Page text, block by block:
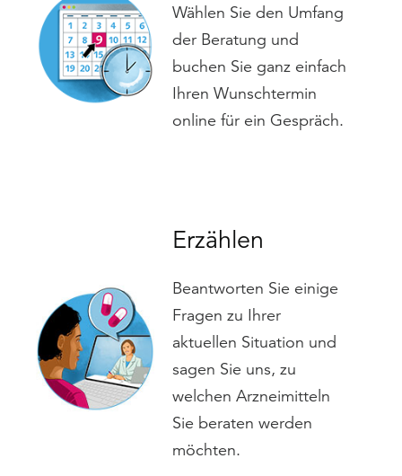
Wählen Sie den Umfang
der Beratung und
buchen Sie ganz einfach
Ihren Wunschtermin
online für ein Gespräch.
Erzählen
Beantworten Sie einige
Fragen zu Ihrer
aktuellen Situation und
sagen Sie uns, zu
welchen Arzneimitteln
Sie beraten werden
möchten.